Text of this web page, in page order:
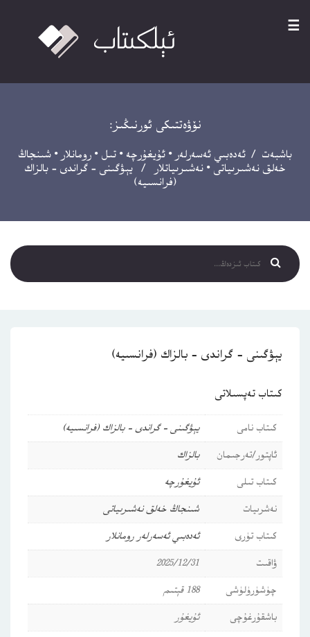
☰
نۆۋەتتىكى ئورنىڭىز:
باشبەت / ئەدەبىي ئەسەرلەر • ئۇيغۇرچە • تىل • رومانلار • شىنجاڭ
خەلق نەشىرىياتى • نەشىرىياتلار / يېۋگىنى – گراندى – بالزاك
(فرانسىيە)
يېۋگىنى – گراندى – بالزاك (فرانسىيە)
كىتاب تەپسىلاتى
كىتاب نامى
يېۋگىنى – گراندى – بالزاك (فرانسىيە)
ئاپتور/تەرجىمان
بالزاك
كىتاب تىلى
ئۇيغۇرچە
نەشرىيات
شىنجاڭ خەلق نەشىرىياتى
كىتاب تۈرى
ئەدەبىي ئەسەرلەر رومانلار
ۋاقىت
2025/12/31
چۈشۈرۈلۈشى
188 قېتىم
باشقۇرغۇچى
ئۇيغۇر